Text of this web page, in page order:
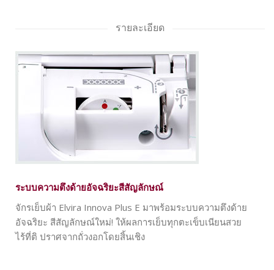
รายละเอียด
ระบบความตึงด้ายอัจฉริยะสีสัญลักษณ์
จักรเย็บผ้า Elvira Innova Plus E มาพร้อมระบบความตึงด้าย
อัจฉริยะ สีสัญลักษณ์ใหม่! ให้ผลการเย็บทุกตะเข็บเนียนสวย
ไร้ที่ติ ปราศจากถั่วงอกโดยสิ้นเชิง